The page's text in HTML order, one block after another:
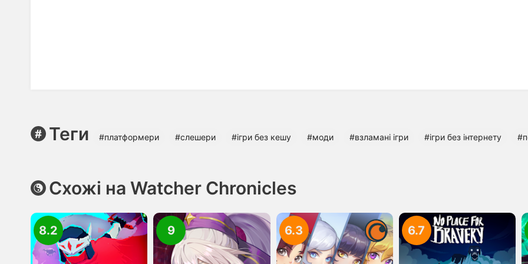
Теги #платформери #слешери #ігри без кешу #моди #взламані ігри #ігри без інтернету
Схожі на Watcher Chronicles
8.2 9 6.3 6.7